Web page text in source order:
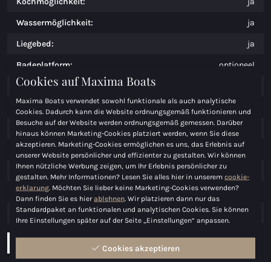
Wassermöglichkeit: ja
Liegebed: ja
Badeplatform: optioneel
Motoren:
Anzahl der Zylinder: 4
Maximale Leistung (PK):
Maximale Leistung (KW):
Kraftstof: Benzine
Kraftstoftank:
Tankinhalt: 24
Konfigurier Boot
Cookies auf Maxima Boats
Maxima Boats verwendet sowohl funktionale als auch analytische
Cookies. Dadurch kann die Website ordnungsgemäß funktionieren und
Besuche auf der Website werden ordnungsgemäß gemessen. Darüber
hinaus können Marketing-Cookies platziert werden, wenn Sie diese
akzeptieren. Marketing-Cookies ermöglichen es uns, das Erlebnis auf
unserer Website persönlicher und effizienter zu gestalten. Wir können
Ihnen nützliche Werbung zeigen, um Ihr Erlebnis persönlicher zu
gestalten. Mehr Informationen? Lesen Sie alles hier in unserem cookie-
erklarung . Möchten Sie lieber keine Marketing-Cookies verwenden?
Dann finden Sie es hierablehnen . Wir platzieren dann nur das
Standardpaket an funktionalen und analytischen Cookies. Sie können
Ihre Einstellungen später auf der Seite „Einstellungen“ anpassen.
Cookies akzeptieren